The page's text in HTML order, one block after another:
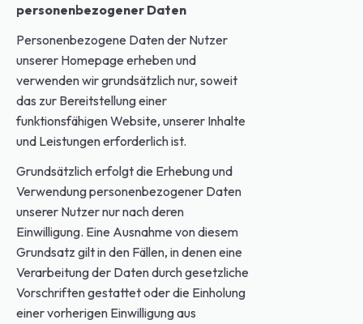
personenbezogener Daten
Personenbezogene Daten der Nutzer
unserer Homepage erheben und
verwenden wir grundsätzlich nur, soweit
das zur Bereitstellung einer
funktionsfähigen Website, unserer Inhalte
und Leistungen erforderlich ist.
Grundsätzlich erfolgt die Erhebung und
Verwendung personenbezogener Daten
unserer Nutzer nur nach deren
Einwilligung. Eine Ausnahme von diesem
Grundsatz gilt in den Fällen, in denen eine
Verarbeitung der Daten durch gesetzliche
Vorschriften gestattet oder die Einholung
einer vorherigen Einwilligung aus